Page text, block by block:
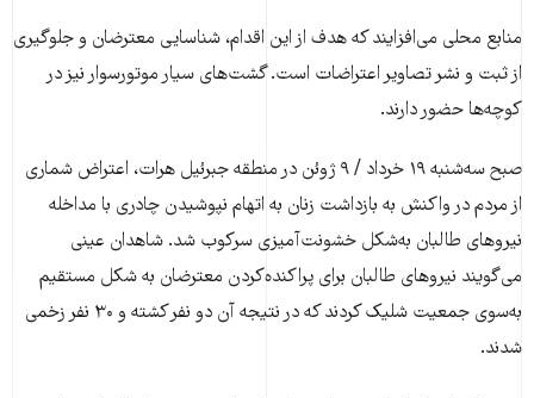
منابع محلی می‌افزایند که هدف از این اقدام، شناسایی معترضان و جلوگیری
از ثبت و نشر تصاویر اعتراضات است. گشت‌های سیار موتورسوار نیز در
کوچه‌ها حضور دارند.
صبح سه‌شنبه ۱۹ خرداد / ۹ ژوئن در منطقه جبرئیل هرات، اعتراض شماری
از مردم در واکنش به بازداشت زنان به اتهام نپوشیدن چادری با مداخله
نیروهای طالبان به‌شکل خشونت‌آمیزی سرکوب شد. شاهدان عینی
می‌گویند نیروهای طالبان برای پراکنده‌کردن معترضان به شکل مستقیم
به‌سوی جمعیت شلیک کردند که در نتیجه آن دو نفر کشته و ۳۰ نفر زخمی
شدند.